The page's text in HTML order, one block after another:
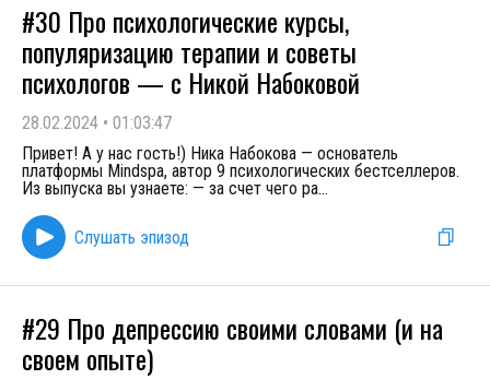
#30 Про психологические курсы,
популяризацию терапии и советы
психологов — с Никой Набоковой
28.02.2024 • 01:03:47
Привет! А у нас гость!) Ника Набокова — основатель
платформы Mindspa, автор 9 психологических бестселлеров.
Из выпуска вы узнаете: — за счет чего ра...
Слушать эпизод
#29 Про депрессию своими словами (и на
своем опыте)